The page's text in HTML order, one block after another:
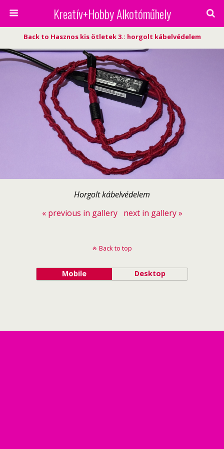
Kreatív+Hobby Alkotóműhely
Back to Hasznos kis ötletek 3.: horgolt kábelvédelem
Horgolt kábelvédelem
« previous in gallery
next in gallery »
Back to top
Mobile Desktop